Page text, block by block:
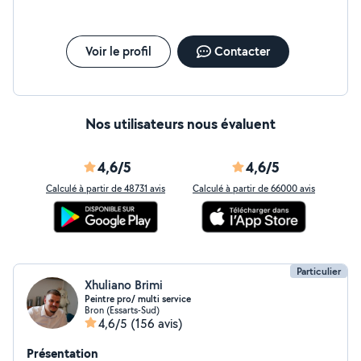
Voir le profil Contacter
Nos utilisateurs nous évaluent
4,6/5
Calculé à partir de 48731 avis
4,6/5
Calculé à partir de 66000 avis
Particulier
Xhuliano Brimi
Peintre pro/ multi service
Bron (Essarts-Sud)
4,6/5 (156 avis)
Présentation